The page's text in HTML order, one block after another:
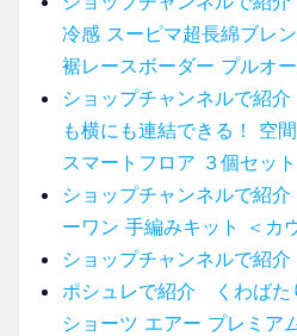
冷感 スーピマ超長綿ブレ
裾レースボーダー プルオ
ショップチャンネルで紹
も横にも連結できる！ 空
スマートフロア ３個セット
ショップチャンネルで紹
ーワン 手編みキット ＜カ
ショップチャンネルで紹
ポシュレで紹介 くわばた
ショーツ エアー プレミア